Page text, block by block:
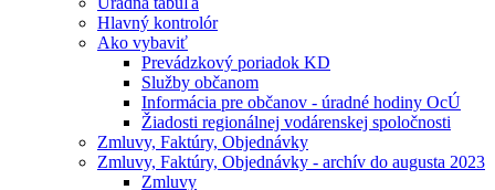
Hlavný kontrolór
Ako vybaviť
Prevádzkový poriadok KD
Služby občanom
Informácia pre občanov - úradné hodiny OcÚ
Žiadosti regionálnej vodárenskej spoločnosti
Zmluvy, Faktúry, Objednávky
Zmluvy, Faktúry, Objednávky - archív do augusta 2023
Zmluvy